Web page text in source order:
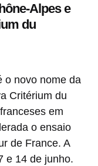
Alpes e
du
o novo nome da
Critérium du
em
o ensaio
de France. A
e 14 de junho.